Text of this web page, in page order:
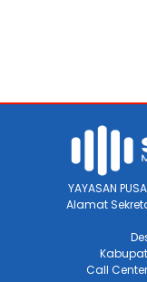
YAYASAN
Alamat
Call